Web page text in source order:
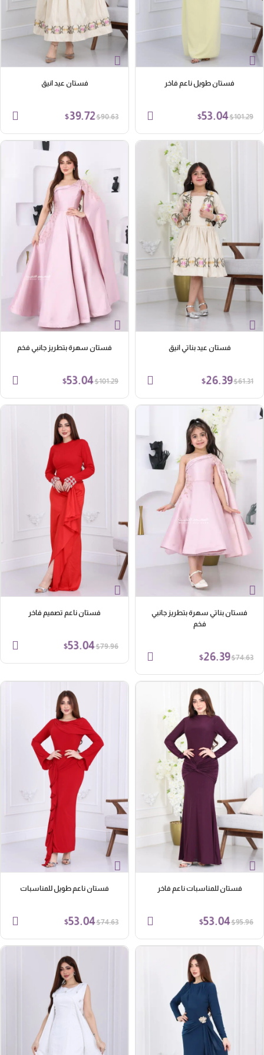
فستان طويل ناعم فاخر
$101.29
$53.04
فستان عيد انيق
$90.63
$39.72
فستان عيد بناتي انيق
$61.31
$26.39
فستان سهرة بتطريز جانبي فخم
$101.29
$53.04
فستان بناتي سهرة بتطريز جانبي
فخم
$74.63
$26.39
فستان ناعم تصميم فاخر
$79.96
$53.04
فستان للمناسبات ناعم فاخر
$95.96
$53.04
فستان ناعم طويل للمناسبات
$74.63
$53.04